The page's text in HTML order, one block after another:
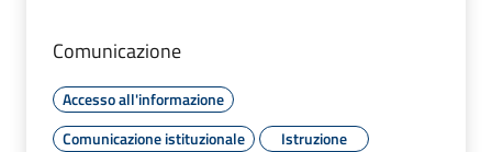
Comunicazione
Accesso all'informazione
Comunicazione istituzionale
Istruzione